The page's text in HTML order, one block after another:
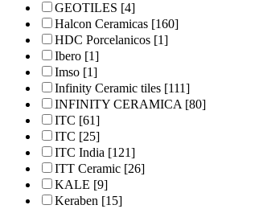
GEOTILES [4]
Halcon Ceramicas [160]
HDC Porcelanicos [1]
Ibero [1]
Imso [1]
Infinity Ceramic tiles [111]
INFINITY CERAMICA[80]
ITC [61]
ITC [25]
ITC India [121]
ITT Ceramic [26]
KALE [9]
Keraben [15]